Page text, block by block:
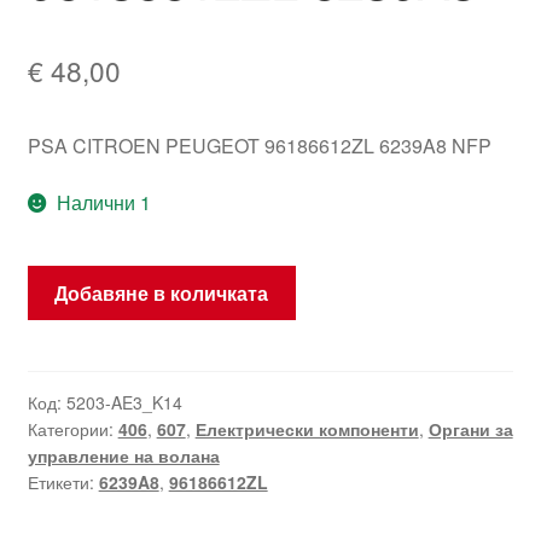
€ 48,00
PSA CITROEN PEUGEOT 96186612ZL 6239A8 NFP
Налични 1
количество
чистачки
PSA
96186612ZL
6239A8
Добавяне в количката
Код: 5203-AE3_K14
Категории: 406, 607, Електрически компоненти, Органи за
управление на волана
Етикети: 6239A8, 96186612ZL